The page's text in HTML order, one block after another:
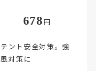
678円
テント安全対策。強
風対策に